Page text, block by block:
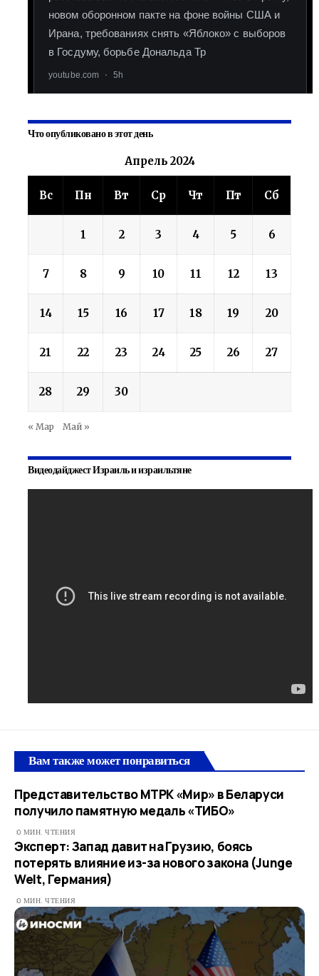
Что опубликовано в этот день
Апрель 2024
Вс Пн Вт Ср Чт Пт Сб
1 2 3 4 5 6
7 8 9 10 11 12 13
14 15 16 17 18 19 20
21 22 23 24 25 26 27
28 29 30
« Мар Май »
Видеодайджест Израиль и израильтяне
Вам также может понравиться
Представительство МТРК «Мир» в Беларуси
получило памятную медаль «ТИБО»
0 МИН. ЧТЕНИЯ
Эксперт: Запад давит на Грузию, боясь
потерять влияние из-за нового закона (Junge
Welt, Германия)
0 МИН. ЧТЕНИЯ